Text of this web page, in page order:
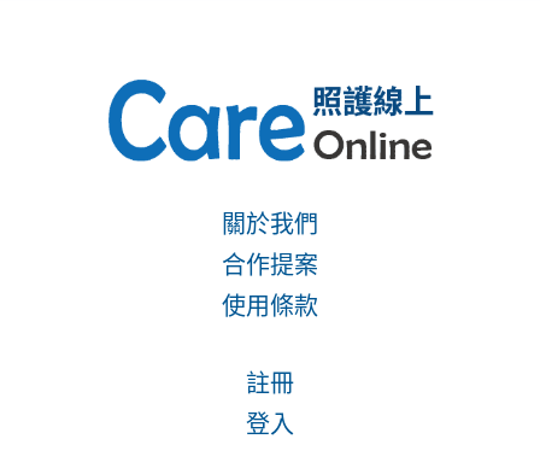
關於我們
合作提案
使用條款
註冊
登入